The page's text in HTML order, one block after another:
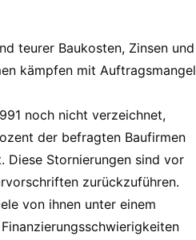
teurer Baukosten, Zinsen und
kämpfen mit Auftragsmangel
noch nicht verzeichnet,
der befragten Baufirmen
Diese Stornierungen sind vor
zurückzuführen.
von ihnen unter einem